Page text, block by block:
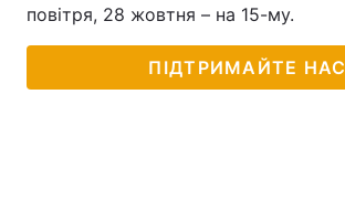
повітря, 28 жовтня – на 15-му.
ПІДТРИМАЙТЕ НАС